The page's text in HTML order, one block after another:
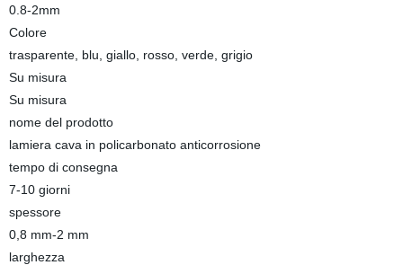
0.8-2mm
Colore
trasparente, blu, giallo, rosso, verde, grigio
Su misura
Su misura
nome del prodotto
lamiera cava in policarbonato anticorrosione
tempo di consegna
7-10 giorni
spessore
0,8 mm-2 mm
larghezza